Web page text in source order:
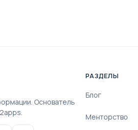
Основатель
РАЗДЕЛЫ
Блог
Менторство